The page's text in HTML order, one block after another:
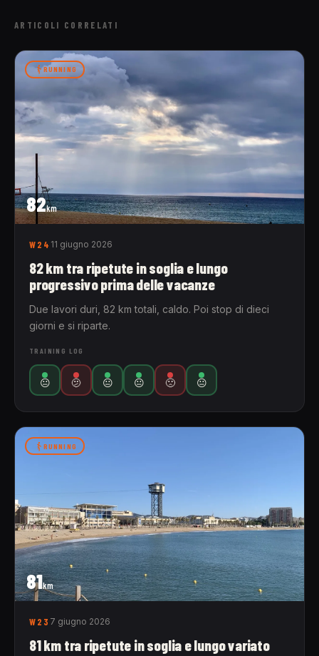
ARTICOLI CORRELATI
82km
RUNNING
W24 11 giugno 2026
82 km tra ripetute in soglia e lungo
progressivo prima delle vacanze
Due lavori duri, 82 km totali, caldo. Poi stop di dieci
giorni e si riparte.
TRAINING LOG
😐 🫤 😐 😐 🙁 😐
81km
RUNNING
W23 7 giugno 2026
81 km tra ripetute in soglia e lungo variato